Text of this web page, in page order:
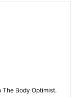
The Body Optimist.